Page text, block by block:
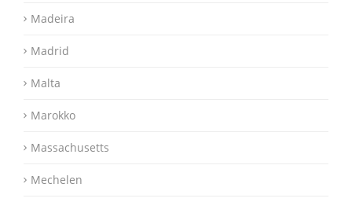
Madeira
Madrid
Malta
Marokko
Massachusetts
Mechelen